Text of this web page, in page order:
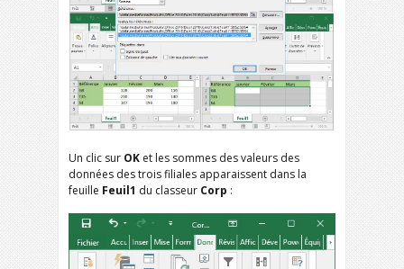
Un clic sur OK et les sommes des valeurs des
données des trois filiales apparaissent dans la
feuille Feuil1 du classeur Corp :